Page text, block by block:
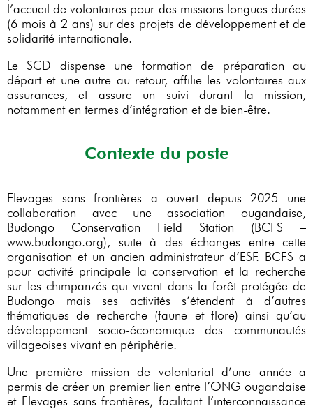
l’accueil de volontaires pour des missions longues durées
(6 mois à 2 ans) sur des projets de développement et de
solidarité internationale.
Le SCD dispense une formation de préparation au
départ et une autre au retour, affilie les volontaires aux
assurances, et assure un suivi durant la mission,
notamment en termes d’intégration et de bien-être.
Contexte du poste
Elevages sans frontières a ouvert depuis 2025 une
collaboration avec une association ougandaise,
Budongo Conservation Field Station (BCFS –
www.budongo.org), suite à des échanges entre cette
organisation et un ancien administrateur d’ESF. BCFS a
pour activité principale la conservation et la recherche
sur les chimpanzés qui vivent dans la forêt protégée de
Budongo mais ses activités s’étendent à d’autres
thématiques de recherche (faune et flore) ainsi qu’au
développement socio-économique des communautés
villageoises vivant en périphérie.
Une première mission de volontariat d’une année a
permis de créer un premier lien entre l’ONG ougandaise
et Elevages sans frontières, facilitant l’interconnaissance